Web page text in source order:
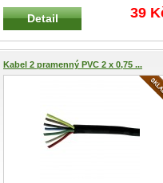
Elektrický pětižilný kabel s vnějším ...
Detail 39
Kabel 2 pramenný PVC 2 x 0,75 ...